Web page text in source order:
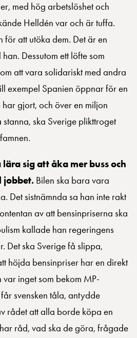
med hög arbetslöshet och
Helldén var och är tuffa.
för att utöka dem. Det är en
Dessutom ett löfte som
att vara solidariskt med andra
exempel Spanien öppnar för en
gjort, och över en miljon
ska Sverige plikttroget
lära sig att åka mer buss och
jobbet. Bilen ska bara vara
Det sistnämnda sa han inte rakt
av att bensinpriserna ska
kallade han regeringens
Det ska Sverige få slippa,
höjda bensinpriser har en direkt
inget som bekom MP-
svensken tåla, antydde
rådet att alla borde köpa en
råd, vad ska de göra, frågade